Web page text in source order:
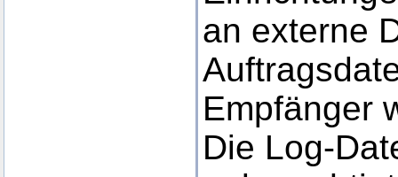
an externe
Empfänger
Die Log-